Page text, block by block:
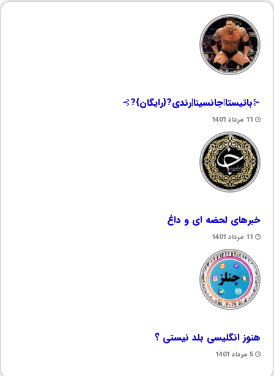
⊰باتیستا|جانسینا|رندی?{رایگان}?⊱
11 مرداد 1401
خبرهای لحضه ای و داغ
11 مرداد 1401
هنوز انگلیسی بلد نیستی ؟
5 مرداد 1401